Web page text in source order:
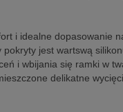
i idealne dopasowanie
jest wartswą
i wbijania się ramki w
delikatne